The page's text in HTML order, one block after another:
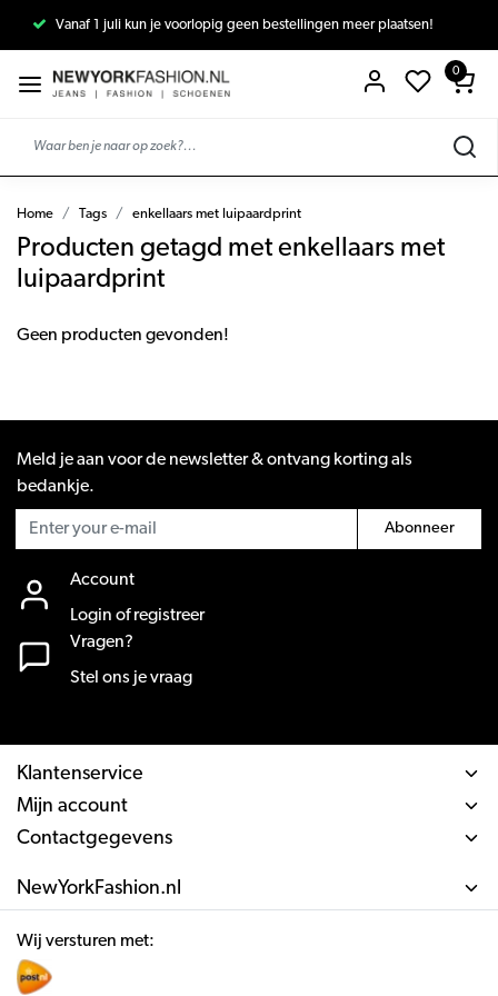
Vanaf 1 juli kun je voorlopig geen bestellingen meer plaatsen!
0
Home Tags enkellaars met luipaardprint
Producten getagd met enkellaars met
luipaardprint
Geen producten gevonden!
Meld je aan voor de newsletter & ontvang korting als
bedankje.
Abonneer
Account
Login of registreer
Vragen?
Stel ons je vraag
Klantenservice
Mijn account
Contactgegevens
NewYorkFashion.nl
Wij versturen met: